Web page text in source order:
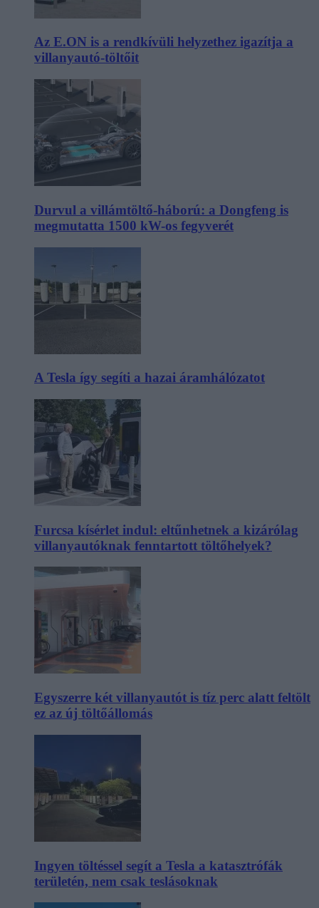
Az E.ON is a rendkívüli helyzethez igazítja a
villanyautó-töltőit
Durvul a villámtöltő-háború: a Dongfeng is
megmutatta 1500 kW-os fegyverét
A Tesla így segíti a hazai áramhálózatot
Furcsa kísérlet indul: eltűnhetnek a kizárólag
villanyautóknak fenntartott töltőhelyek?
Egyszerre két villanyautót is tíz perc alatt feltölt
ez az új töltőállomás
Ingyen töltéssel segít a Tesla a katasztrófák
területén, nem csak teslásoknak